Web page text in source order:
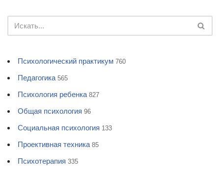
Психологический практикум 760
Педагогика 565
Психология ребенка 827
Общая психология 96
Социальная психология 133
Проективная техника 85
Психотерапия 335